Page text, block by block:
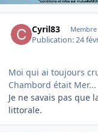
Cyril83 Membre
Publication:24
Moi qui ai toujours
Chambord était Mer...
Je ne savais pas que
littorale.